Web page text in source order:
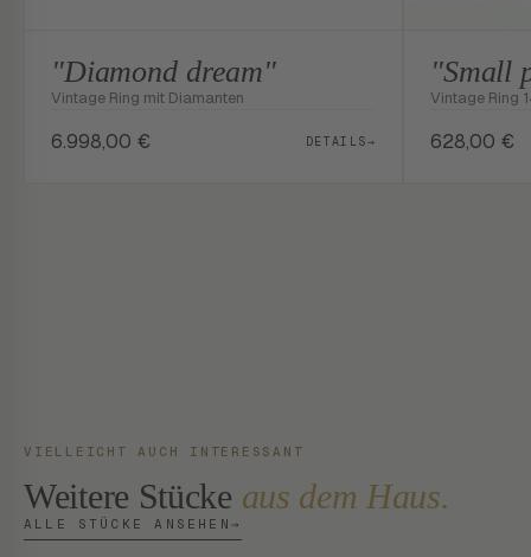
"Diamond dream"
Vintage Ring mit Diamanten
6.998,00 € DETAILS→
"Small
Vintage Ring
628,00 €
VIELLEICHT AUCH INTERESSANT
Weitere Stücke aus dem Haus.
ALLE STÜCKE ANSEHEN →